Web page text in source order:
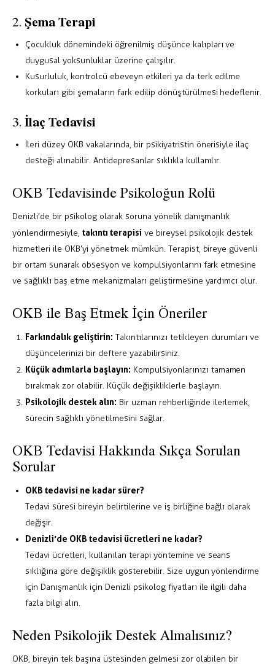
2. Şema Terapi
Çocukluk dönemindeki öğrenilmiş düşünce kalıpları ve
duygusal yoksunluklar üzerine çalışılır.
Kusurluluk, kontrolcü ebeveyn etkileri ya da terk edilme
korkuları gibi şemaların fark edilip dönüştürülmesi hedeflenir.
3. İlaç Tedavisi
İleri düzey OKB vakalarında, bir psikiyatristin önerisiyle ilaç
desteği alınabilir. Antidepresanlar sıklıkla kullanılır.
OKB Tedavisinde Psikoloğun Rolü
Denizli’de bir psikolog olarak soruna yönelik danışmanlık
yönlendirmesiyle, takıntı terapisi ve bireysel psikolojik destek
hizmetleri ile OKB’yi yönetmek mümkün. Terapist, bireye güvenli
bir ortam sunarak obsesyon ve kompulsiyonlarını fark etmesine
ve sağlıklı baş etme mekanizmaları geliştirmesine yardımcı olur.
OKB ile Baş Etmek İçin Öneriler
Farkındalık geliştirin: Takıntılarınızı tetikleyen durumları ve
düşüncelerinizi bir deftere yazabilirsiniz.
Küçük adımlarla başlayın: Kompulsiyonlarınızı tamamen
bırakmak zor olabilir. Küçük değişikliklerle başlayın.
Psikolojik destek alın: Bir uzman rehberliğinde ilerlemek,
sürecin sağlıklı yönetilmesini sağlar.
OKB Tedavisi Hakkında Sıkça Sorulan
Sorular
OKB tedavisi ne kadar sürer?
Tedavi süresi bireyin belirtilerine ve iş birliğine bağlı olarak
değişir.
Denizli’de OKB tedavisi ücretleri ne kadar?
Tedavi ücretleri, kullanılan terapi yöntemine ve seans
sıklığına göre değişiklik gösterebilir. Size uygun yönlendirme
için Danışmanlık için Denizli psikolog fiyatları ile ilgili daha
fazla bilgi alın.
Neden Psikolojik Destek Almalısınız?
OKB, bireyin tek başına üstesinden gelmesi zor olabilen bir